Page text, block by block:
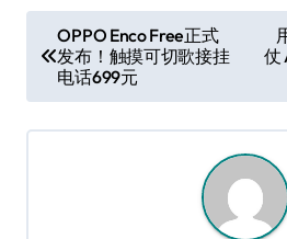
章
导
航
OPPO Enco Free正式
发布！触摸可切歌接挂
电话699元
仗